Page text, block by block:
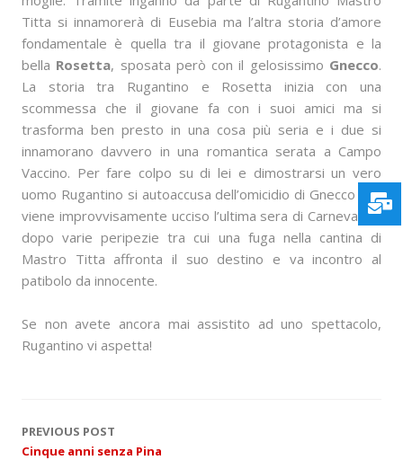
Titta si innamorerà di Eusebia ma l’altra storia d’amore
fondamentale è quella tra il giovane protagonista e la
bella Rosetta, sposata però con il gelosissimo Gnecco.
La storia tra Rugantino e Rosetta inizia con una
scommessa che il giovane fa con i suoi amici ma si
trasforma ben presto in una cosa più seria e i due si
innamorano davvero in una romantica serata a Campo
Vaccino. Per fare colpo su di lei e dimostrarsi un vero
uomo Rugantino si autoaccusa dell’omicidio di Gnecco che
viene improvvisamente ucciso l’ultima sera di Carnevale e
dopo varie peripezie tra cui una fuga nella cantina di
Mastro Titta affronta il suo destino e va incontro al
patibolo da innocente.
Se non avete ancora mai assistito ad uno spettacolo,
Rugantino vi aspetta!
P
PREVIOUS POST
Cinque anni senza Pina